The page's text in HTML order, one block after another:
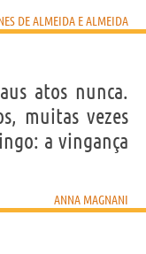
DE ALMEIDA E ALMEIDA
atos nunca.
muitas vezes
a vingança
ANNA MAGNANI